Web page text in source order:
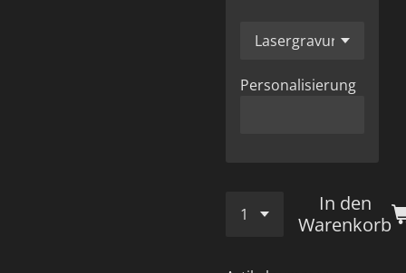
Personalisierung
In den
Warenkorb